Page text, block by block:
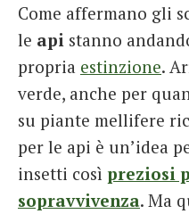
Italiano
Come affermano gli
le api stanno
propria estinzione.
verde, anche per
su piante mellifere
per le api è un’idea
insetti così preziosi
sopravvivenza. Ma